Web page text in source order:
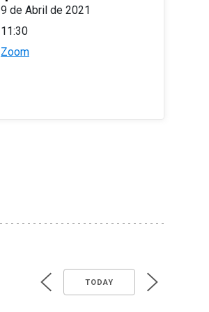
9 de Abril de 2021
11:30
Zoom
TODAY